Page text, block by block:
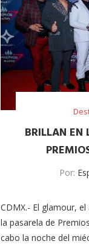
BRILLAN EN
Por:
CDMX.- El glamour,
la pasarela de
cabo la noche del